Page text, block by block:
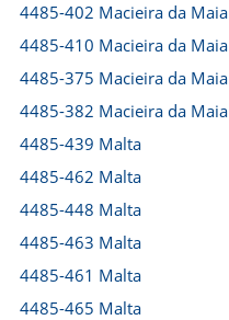
4485-402 Macieira da Maia
4485-410 Macieira da Maia
4485-375 Macieira da Maia
4485-382 Macieira da Maia
4485-439 Malta
4485-462 Malta
4485-448 Malta
4485-463 Malta
4485-461 Malta
4485-465 Malta